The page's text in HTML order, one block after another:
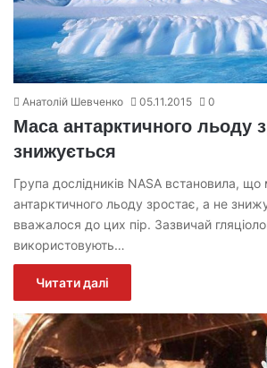
Анатолій Шевченко 05.11.2015 0
Маса антарктичного льоду
знижується
Група дослідників NASA встановила, що
антарктичного льоду зростає, а не
вважалося до цих пір. Зазвичай
використовують…
Читати далі